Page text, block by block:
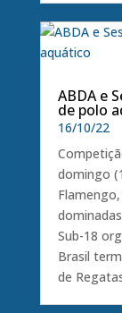
ABDA e
de polo
16/10/22
domingo
Sub-18
Brasil
de